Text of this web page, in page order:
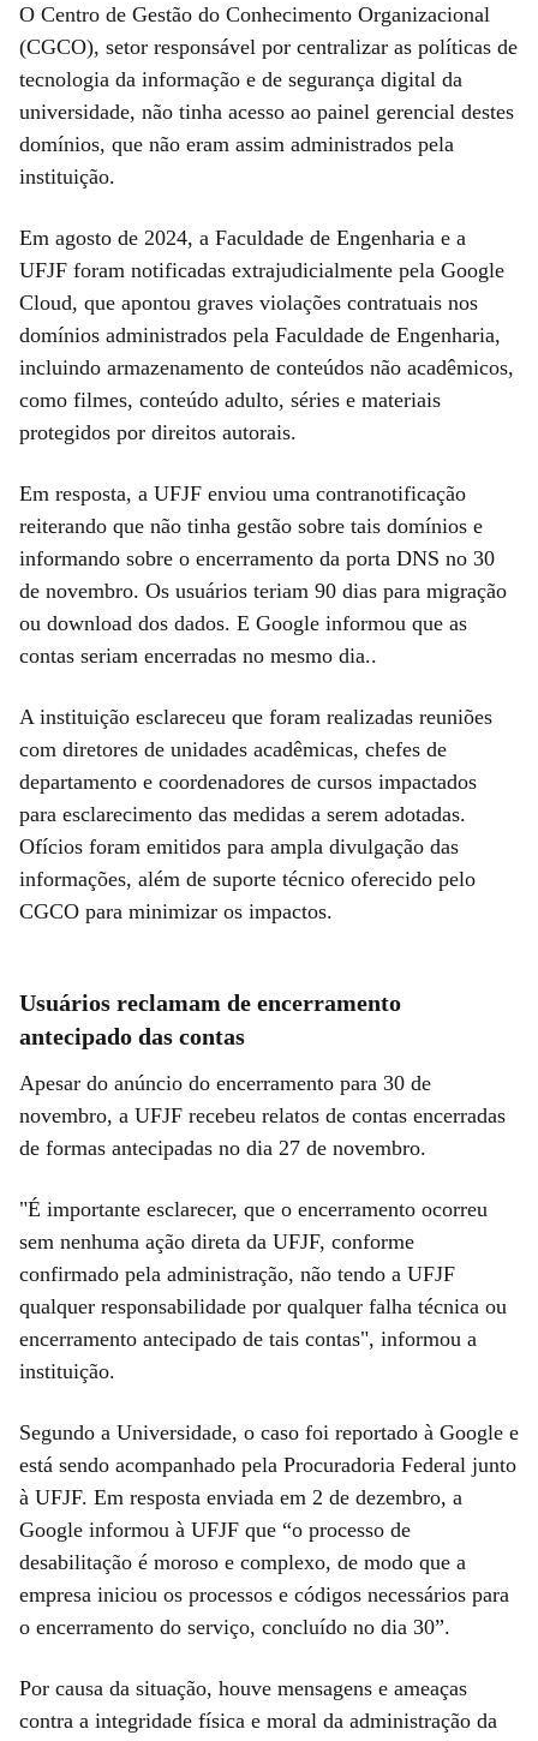
O Centro de Gestão do Conhecimento Organizacional
(CGCO), setor responsável por centralizar as políticas de
tecnologia da informação e de segurança digital da
universidade, não tinha acesso ao painel gerencial destes
domínios, que não eram assim administrados pela
instituição.
Em agosto de 2024, a Faculdade de Engenharia e a
UFJF foram notificadas extrajudicialmente pela Google
Cloud, que apontou graves violações contratuais nos
domínios administrados pela Faculdade de Engenharia,
incluindo armazenamento de conteúdos não acadêmicos,
como filmes, conteúdo adulto, séries e materiais
protegidos por direitos autorais.
Em resposta, a UFJF enviou uma contranotificação
reiterando que não tinha gestão sobre tais domínios e
informando sobre o encerramento da porta DNS no 30
de novembro. Os usuários teriam 90 dias para migração
ou download dos dados. E Google informou que as
contas seriam encerradas no mesmo dia..
A instituição esclareceu que foram realizadas reuniões
com diretores de unidades acadêmicas, chefes de
departamento e coordenadores de cursos impactados
para esclarecimento das medidas a serem adotadas.
Ofícios foram emitidos para ampla divulgação das
informações, além de suporte técnico oferecido pelo
CGCO para minimizar os impactos.
Usuários reclamam de encerramento
antecipado das contas
Apesar do anúncio do encerramento para 30 de
novembro, a UFJF recebeu relatos de contas encerradas
de formas antecipadas no dia 27 de novembro.
"É importante esclarecer, que o encerramento ocorreu
sem nenhuma ação direta da UFJF, conforme
confirmado pela administração, não tendo a UFJF
qualquer responsabilidade por qualquer falha técnica ou
encerramento antecipado de tais contas", informou a
instituição.
Segundo a Universidade, o caso foi reportado à Google e
está sendo acompanhado pela Procuradoria Federal junto
à UFJF. Em resposta enviada em 2 de dezembro, a
Google informou à UFJF que “o processo de
desabilitação é moroso e complexo, de modo que a
empresa iniciou os processos e códigos necessários para
o encerramento do serviço, concluído no dia 30”.
Por causa da situação, houve mensagens e ameaças
contra a integridade física e moral da administração da